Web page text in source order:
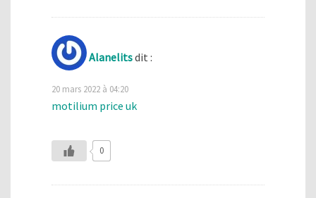
Alanelitsdit :
20 mars 2022 à 04:20
motilium price uk
0